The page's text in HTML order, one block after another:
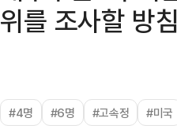
위를 조사할 방
#4명 #6명 #고속정 #미국